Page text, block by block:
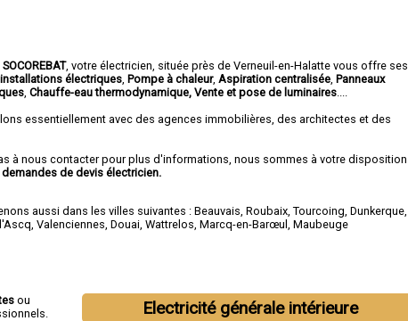
SOCOREBAT,votre électricien , située près de Verneuil-en-Halatte vous offre ses
installations électriques Pompe à chaleur,Aspiration centralisée Panneaux
,Chauffe-eau thermodynamique, Vente et pose de luminaires
essentiellement avec des agences immobilières, des architectes et des
à nous contacter pour plus d'informations, nous sommes à votre disposition
demandes de devis électricien.
aussi dans les villes suivantes :Beauvais ,Roubaix ,Tourcoing ,Dunkerque
,Valenciennes ,Douai ,Wattrelos ,Marcq-en-Barœul ,Maubeuge
Electricité générale intérieure
ou